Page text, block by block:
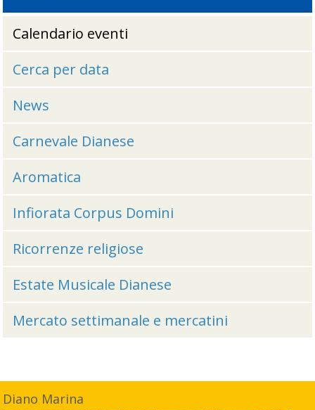
Calendario eventi
Cerca per data
News
Carnevale Dianese
Aromatica
Infiorata Corpus Domini
Ricorrenze religiose
Estate Musicale Dianese
Mercato settimanale e mercatini
Diano Marina